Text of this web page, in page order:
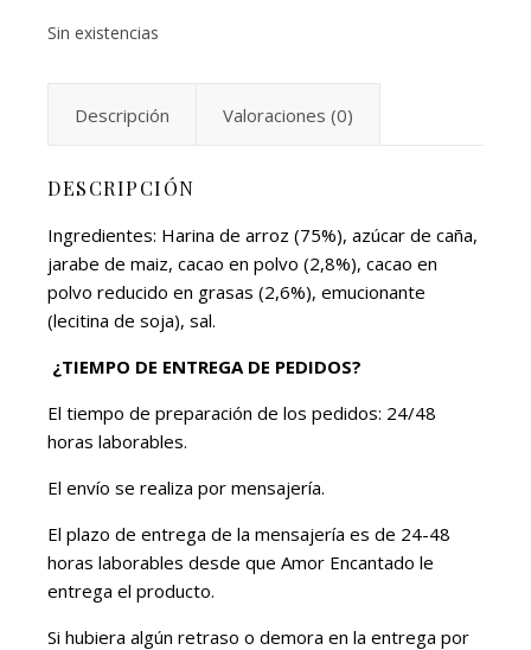
Sin existencias
Descripción Valoraciones (0)
DESCRIPCIÓN
Ingredientes: Harina de arroz (75%), azúcar de caña,
jarabe de maiz, cacao en polvo (2,8%), cacao en
polvo reducido en grasas (2,6%), emucionante
(lecitina de soja), sal.
¿TIEMPO DE ENTREGA DE PEDIDOS?
El tiempo de preparación de los pedidos: 24/48
horas laborables.
El envío se realiza por mensajería.
El plazo de entrega de la mensajería es de 24-48
horas laborables desde que Amor Encantado le
entrega el producto.
Si hubiera algún retraso o demora en la entrega por